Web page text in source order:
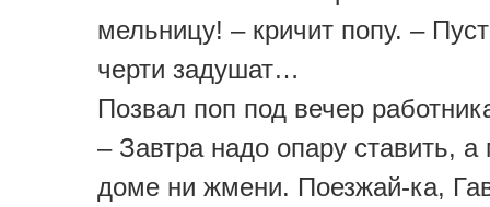
мельницу! – кричит попу. –
черти задушат…
Позвал поп под вечер
– Завтра надо опару ставить, а
доме ни жмени. Поезжай-ка,